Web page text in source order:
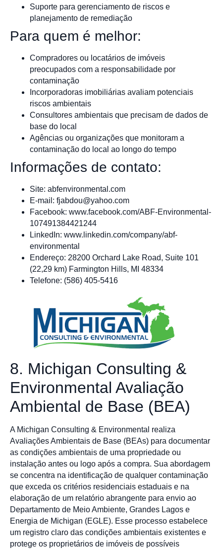
Suporte para gerenciamento de riscos e
planejamento de remediação
Para quem é melhor:
Compradores ou locatários de imóveis
preocupados com a responsabilidade por
contaminação
Incorporadoras imobiliárias avaliam potenciais
riscos ambientais
Consultores ambientais que precisam de dados de
base do local
Agências ou organizações que monitoram a
contaminação do local ao longo do tempo
Informações de contato:
Site: abfenvironmental.com
E-mail: fjabdou@yahoo.com
Facebook: www.facebook.com/ABF-Environmental-
107491384421244
LinkedIn: www.linkedin.com/company/abf-
environmental
Endereço: 28200 Orchard Lake Road, Suite 101
(22,29 km) Farmington Hills, MI 48334
Telefone: (586) 405-5416
8. Michigan Consulting &
Environmental Avaliação
Ambiental de Base (BEA)
A Michigan Consulting & Environmental realiza
Avaliações Ambientais de Base (BEAs) para documentar
as condições ambientais de uma propriedade ou
instalação antes ou logo após a compra. Sua abordagem
se concentra na identificação de qualquer contaminação
que exceda os critérios residenciais estaduais e na
elaboração de um relatório abrangente para envio ao
Departamento de Meio Ambiente, Grandes Lagos e
Energia de Michigan (EGLE). Esse processo estabelece
um registro claro das condições ambientais existentes e
protege os proprietários de imóveis de possíveis